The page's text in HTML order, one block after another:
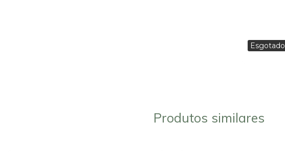
Esgotado
Produtos similares